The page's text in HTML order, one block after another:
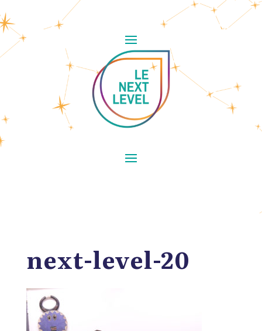
next-level-20